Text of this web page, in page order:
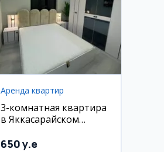
Аренда квартир
3-комнатная квартира
в Яккасарайском
Кушбеги
650 y.e